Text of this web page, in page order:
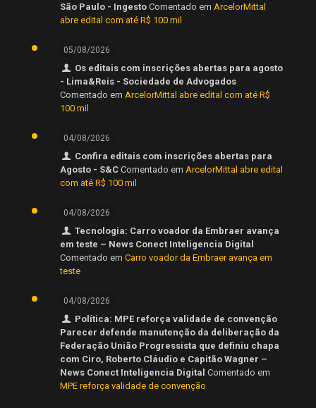
São Paulo - Ingesto Comentado em ArcelorMittal
abre edital com até R$ 100 mil
05/08/2026
Os editais com inscrições abertas para agosto
- Lima&Reis - Sociedade de Advogados
Comentado em ArcelorMittal abre edital com até R$
100 mil
04/08/2026
Confira editais com inscrições abertas para
Agosto - S&C Comentado em ArcelorMittal abre edital
com até R$ 100 mil
04/08/2026
Tecnologia: Carro voador da Embraer avança
em teste – News Conect Inteligencia Digital
Comentado em Carro voador da Embraer avança em
teste
04/08/2026
Política: MPE reforça validade de convenção
Parecer defende manutenção da deliberação da
Federação União Progressista que definiu chapa
com Ciro, Roberto Cláudio e Capitão Wagner –
News Conect Inteligencia Digital Comentado em
MPE reforça validade de convenção